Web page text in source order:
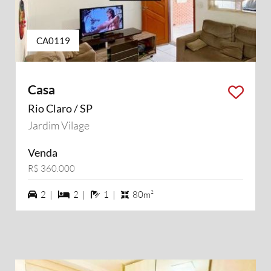
CA0119
Casa
Rio Claro / SP
Jardim Vilage
Venda
R$ 360.000
2 vagas na garagem
2 | 2 dormiórios
2 | 1 banheiros
1 | 80m²